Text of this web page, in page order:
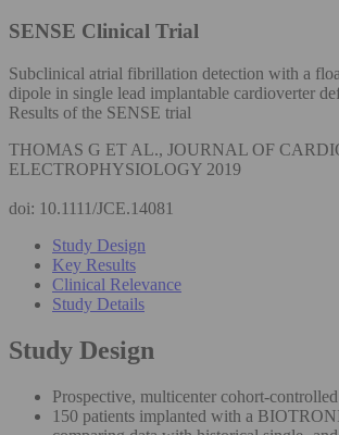
SENSE Clinical Trial
Subclinical atrial fibrillation detection with a
dipole in single lead implantable cardioverter
Results of the SENSE trial
THOMAS G ET AL., JOURNAL OF
ELECTROPHYSIOLOGY 2019
doi: 10.1111/JCE.14081
Study Design
Key Results
Clinical Relevance
Study Details
Study Design
Prospective, multicenter cohort-
150 patients implanted with a